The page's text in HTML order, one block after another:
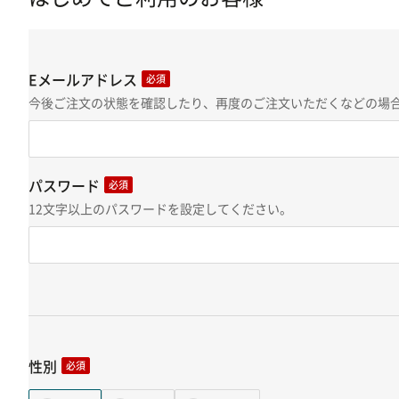
Eメールアドレス 必須
今後ご注文の状態を確認したり、再度のご注文いただくなどの場
パスワード 必須
12文字以上のパスワードを設定してください。
性別 必須